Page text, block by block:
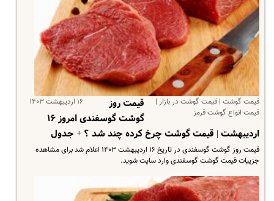
قیمت گوشت | قیمت گوشت در بازار |
قیمت انواع گوشت قرمز
۱۶ اردیبهشت ۱۴۰۳
قیمت روز
گوشت گوسفندی امروز ۱۶
اردیبهشت | قیمت گوشت چرخ کرده چند شد ؟ + جدول
قیمت روز گوشت گوسفندی در تاریخ ۱۶ اردیبهشت ۱۴۰۳ اعلام شد برای مشاهده
جزییات قیمت گوشت گوسفندی وارد سایت شوید.